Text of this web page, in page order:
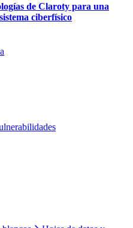
de Claroty para una
ciberfísico